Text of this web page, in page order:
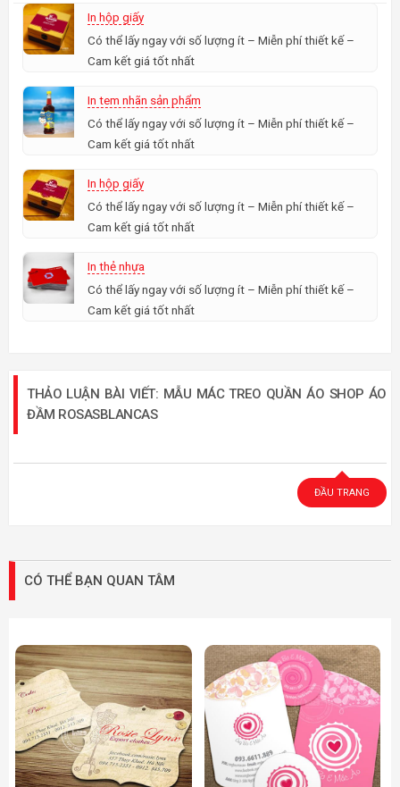
In hộp giấy
Có thể lấy ngay với số lượng ít – Miễn phí thiết kế –
Cam kết giá tốt nhất
In tem nhãn sản phẩm
Có thể lấy ngay với số lượng ít – Miễn phí thiết kế –
Cam kết giá tốt nhất
In hộp giấy
Có thể lấy ngay với số lượng ít – Miễn phí thiết kế –
Cam kết giá tốt nhất
In thẻ nhựa
Có thể lấy ngay với số lượng ít – Miễn phí thiết kế –
Cam kết giá tốt nhất
THẢO LUẬN BÀI VIẾT: MẪU MÁC TREO QUẦN ÁO SHOP ÁO
ĐẦM ROSASBLANCAS
ĐẦU TRANG
CÓ THỂ BẠN QUAN TÂM